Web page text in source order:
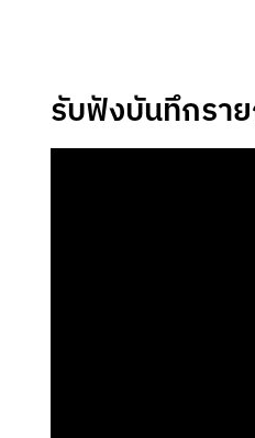
รับฟังบันทึกรา